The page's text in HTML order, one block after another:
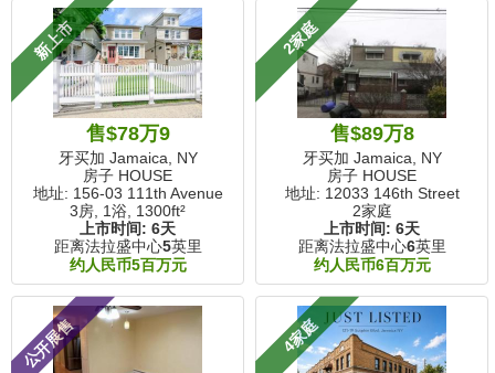
新上市
售$78万9
牙买加 Jamaica, NY
房子 HOUSE
地址: 156-03 111th Avenue
3房, 1浴, 1300ft²
上市时间: 6天
距离法拉盛中心5英里
约人民币5百万元
2家庭
售$89万8
牙买加 Jamaica, NY
房子 HOUSE
地址: 12033 146th Street
2家庭
上市时间: 6天
距离法拉盛中心6英里
约人民币6百万元
公开展售 4家庭